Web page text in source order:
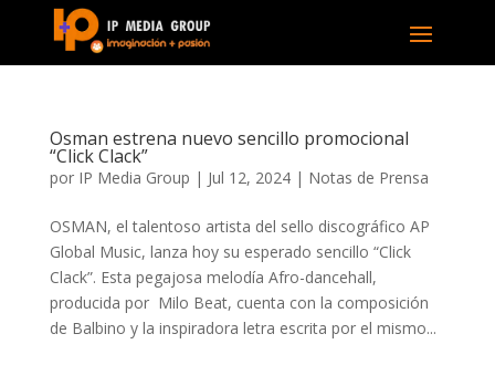
Osman estrena nuevo sencillo promocional
“Click Clack”
por IP Media Group | Jul 12, 2024| Notas de Prensa
OSMAN, el talentoso artista del sello discográfico AP
Global Music, lanza hoy su esperado sencillo “Click
Clack”. Esta pegajosa melodía Afro-dancehall,
producida por Milo Beat, cuenta con la composición
de Balbino y la inspiradora letra escrita por el mismo...